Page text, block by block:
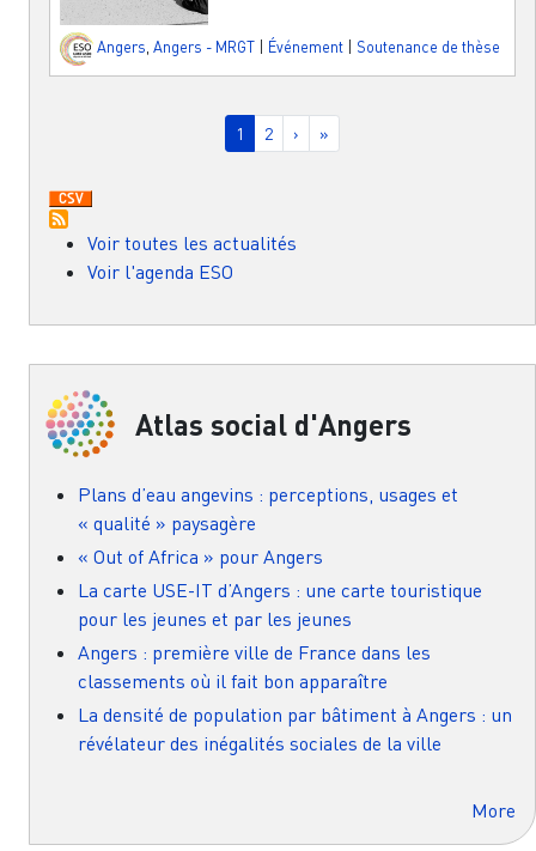
Angers, Angers - MRGT Événement Soutenance de thèse
Page courante
1 Page
2 Page suivante
› Dernière page
»
Voir toutes les actualités
Voir l'agenda ESO
Atlas social d'Angers
Plans d’eau angevins : perceptions, usages et
« qualité » paysagère
« Out of Africa » pour Angers
La carte USE-IT d’Angers : une carte touristique
pour les jeunes et par les jeunes
Angers : première ville de France dans les
classements où il fait bon apparaître
La densité de population par bâtiment à Angers : un
révélateur des inégalités sociales de la ville
More